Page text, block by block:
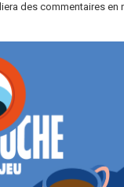
des commentaires en